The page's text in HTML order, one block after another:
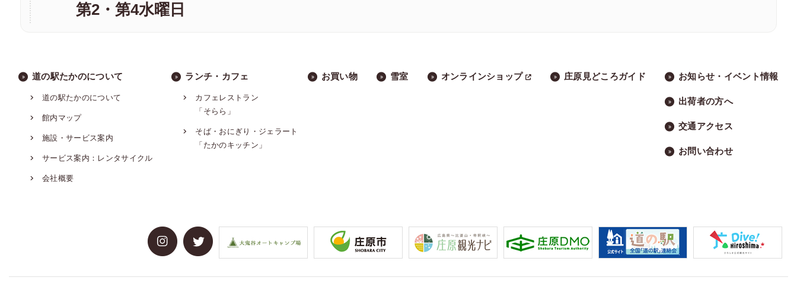
第2・第4水曜日
道の駅たかのについて
道の駅たかのについて
館内マップ
施設・サービス案内
サービス案内：レンタサイクル
会社概要
ランチ・カフェ
カフェレストラン
「そらら」
そば・おにぎり・ジェラート
「たかのキッチン」
お買い物 雪室 オンラインショップ 庄原見どころガイド お知らせ・イベント情報
出荷者の方へ
交通アクセス
お問い合わせ